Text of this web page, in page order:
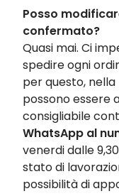
Posso
confermato?
Quasi mai. Ci
spedire ogni
per questo,
possono essere
consigliabile
WhatsApp al
venerdi dalle
stato di
possibilità di